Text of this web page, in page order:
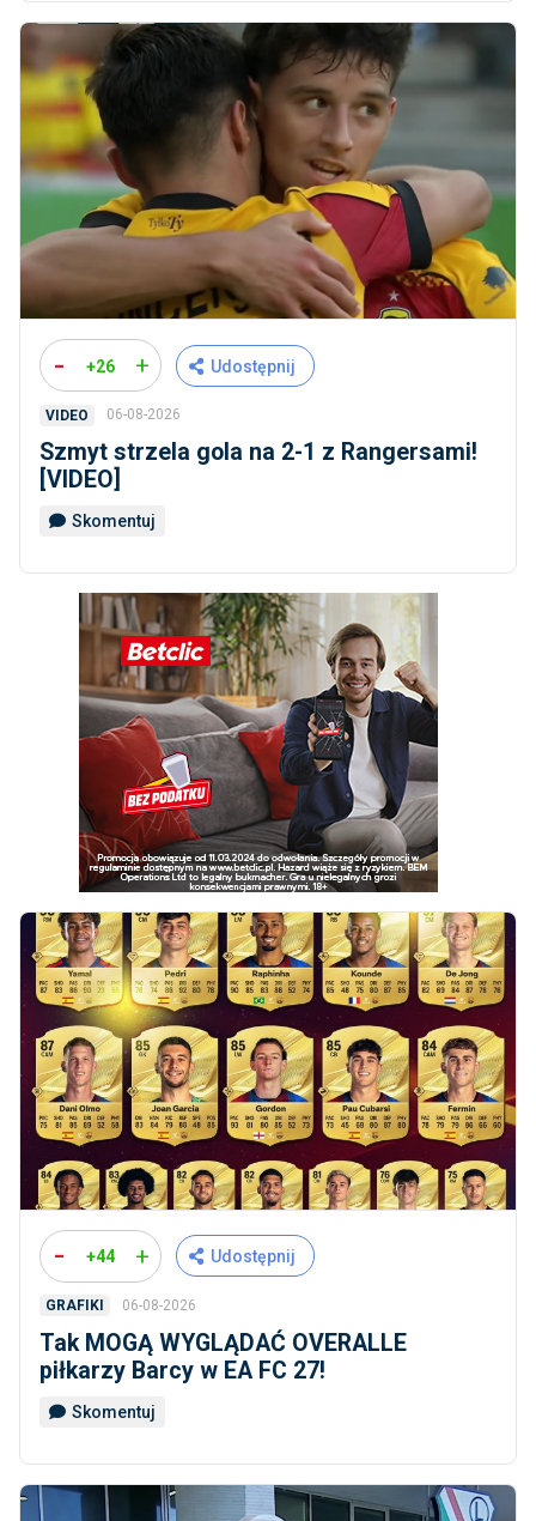
- +26 + Udostępnij
VIDEO 06-08-2026
Szmyt strzela gola na 2-1 z Rangersami!
[VIDEO]
Skomentuj
- +44 + Udostępnij
GRAFIKI 06-08-2026
Tak MOGĄ WYGLĄDAĆ OVERALLE
piłkarzy Barcy w EA FC 27!
Skomentuj